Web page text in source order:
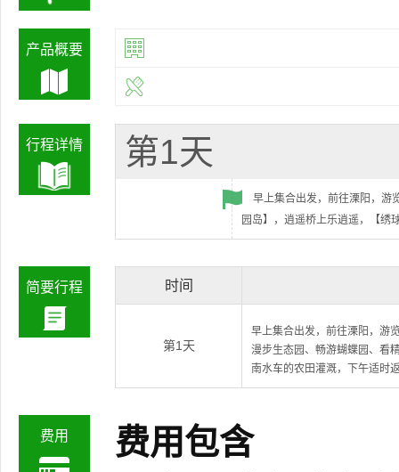
产品概要
行程详情 第1天
早上集合出发，前往溧阳，游
园岛】，逍遥桥上乐逍遥，【绣
简要行程 时间
第1天
早上集合出发，前往溧阳，游
漫步生态园、畅游蝴蝶园、看
南水车的农田灌溉，下午适时
费用 费用包含